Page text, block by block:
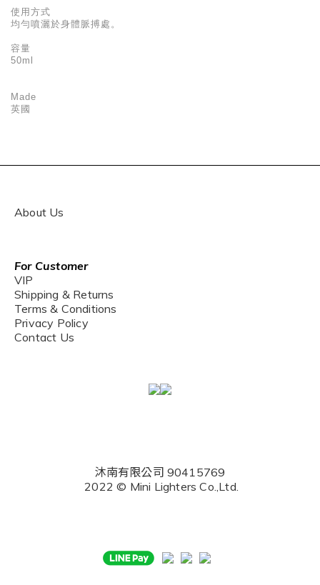
使用方式
均勻噴灑於身體脈搏處。
容量
50ml
Made
英國
About Us
For Customer
VIP
Shipping & Returns
Terms & Conditions
Privacy Policy
Contact Us
沐南有限公司 90415769
2022 © Mini Lighters Co.,Ltd.